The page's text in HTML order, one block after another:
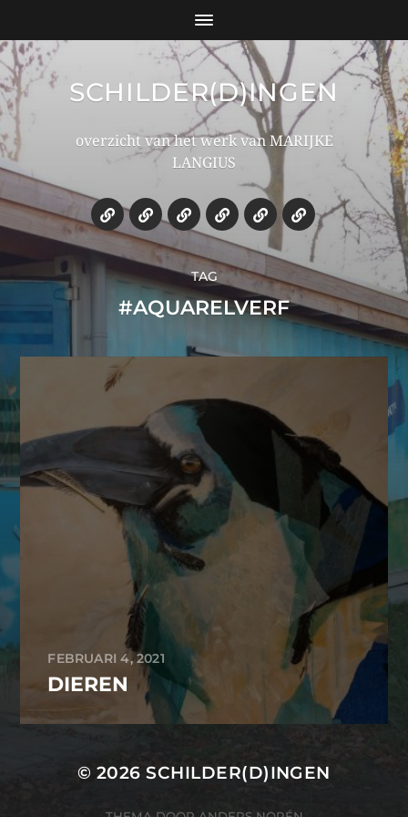
SCHILDER(D)INGEN
overzicht van het werk van MARIJKE
LANGIUS
TAG
#AQUARELVERF
FEBRUARI 4, 2021
DIEREN
© 2026SCHILDER(D)INGEN